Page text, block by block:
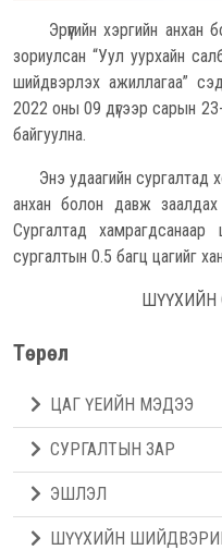
Эрүүгийн хэргийн анхан
зориулсан “Уул уурхайн
шийдвэрлэх ажиллагаа”
2022 оны 09 дүгээр сарын
байгуулна.
Энэ удаагийн сургалтад
анхан болон давж заалдах
Сургалтад хамрагдсанаар
сургалтын 0.5 багц цагийг
ШҮҮХИЙН
Төрөл
ЦАГ ҮЕИЙН МЭДЭЭ
СУРГАЛТЫН ЗАР
ЭШЛЭЛ
ШҮҮХИЙН